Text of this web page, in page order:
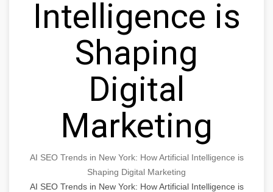
Intelligence is
Shaping
Digital
Marketing
AI SEO Trends in New York: How Artificial Intelligence is
Shaping Digital Marketing
AI SEO Trends in New York: How Artificial Intelligence is